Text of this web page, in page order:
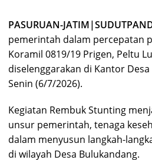
PASURUAN-
pemerintah dalam percepatan
Koramil 0819/19 Prigen, Peltu
diselenggarakan di Kantor
Senin (6/7/2026).
Kegiatan Rembuk Stunting
unsur pemerintah, tenaga
dalam menyusun langkah-
di wilayah Desa Bulukandang.